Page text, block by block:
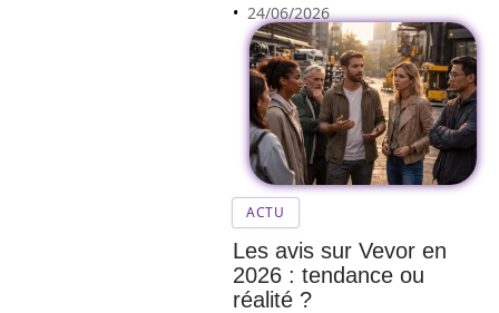
24/06/2026
ACTU
Les avis sur Vevor en
2026 : tendance ou
réalité ?
Les
perfor
mance
s de la
Tesla